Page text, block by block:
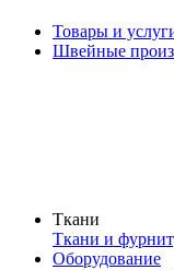
Товары и
Швейные
Ткани
Ткани и
Оборудование